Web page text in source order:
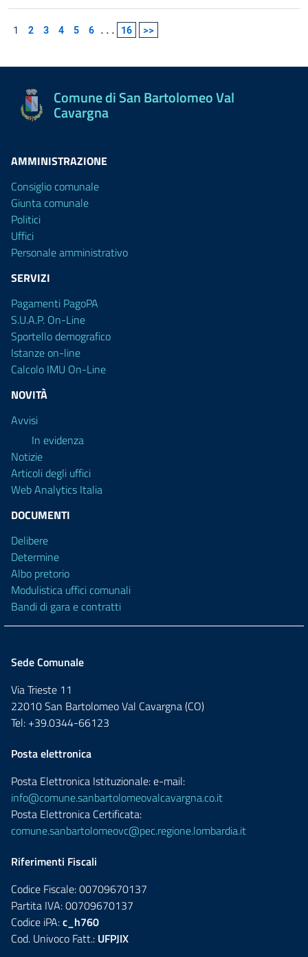
1 2 3 4 5 6 ... 16 >>
Comune di San Bartolomeo Val
Cavargna
AMMINISTRAZIONE
Consiglio comunale
Giunta comunale
Politici
Uffici
Personale amministrativo
SERVIZI
Pagamenti PagoPA
S.U.A.P. On-Line
Sportello demografico
Istanze on-line
Calcolo IMU On-Line
NOVITÀ
Avvisi
In evidenza
Notizie
Articoli degli uffici
Web Analytics Italia
DOCUMENTI
Delibere
Determine
Albo pretorio
Modulistica uffici comunali
Bandi di gara e contratti
Sede Comunale
Via Trieste 11
22010 San Bartolomeo Val Cavargna (CO)
Tel: +39.0344-66123
Posta elettronica
Posta Elettronica Istituzionale: e-mail:
info@comune.sanbartolomeovalcavargna.co.it
Posta Elettronica Certificata:
comune.sanbartolomeovc@pec.regione.lombardia.it
Riferimenti Fiscali
Codice Fiscale: 00709670137
Partita IVA: 00709670137
Codice iPA:c_h760
Cod. Univoco Fatt.: UFPJIX